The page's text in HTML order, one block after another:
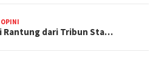
OPINI
Rantung dari Tribun Sta…